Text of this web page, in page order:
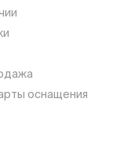
оснащения